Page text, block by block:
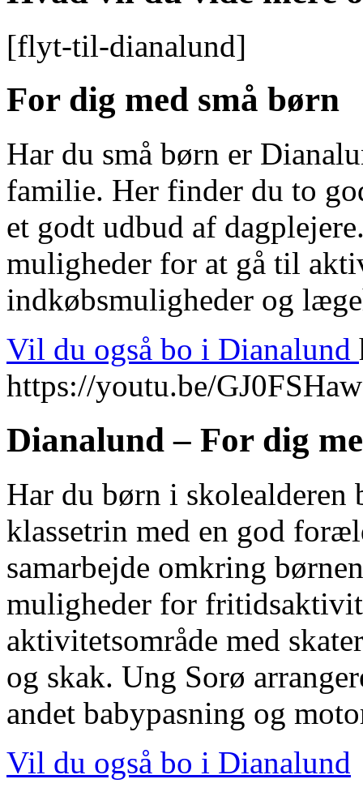
[flyt-til-dianalund]
For dig med små børn
Har du små børn er
familie. Her finder du to
et godt udbud af
muligheder for at gå til
indkøbsmuligheder og
Vil du også bo i Dianalund
https://youtu.be/
Dianalund – For dig
Har du børn i skolealderen
klassetrin med en god
samarbejde omkring
muligheder for
aktivitetsområde med
og skak. Ung Sorø
andet babypasning og
Vil du også bo i Dianalund